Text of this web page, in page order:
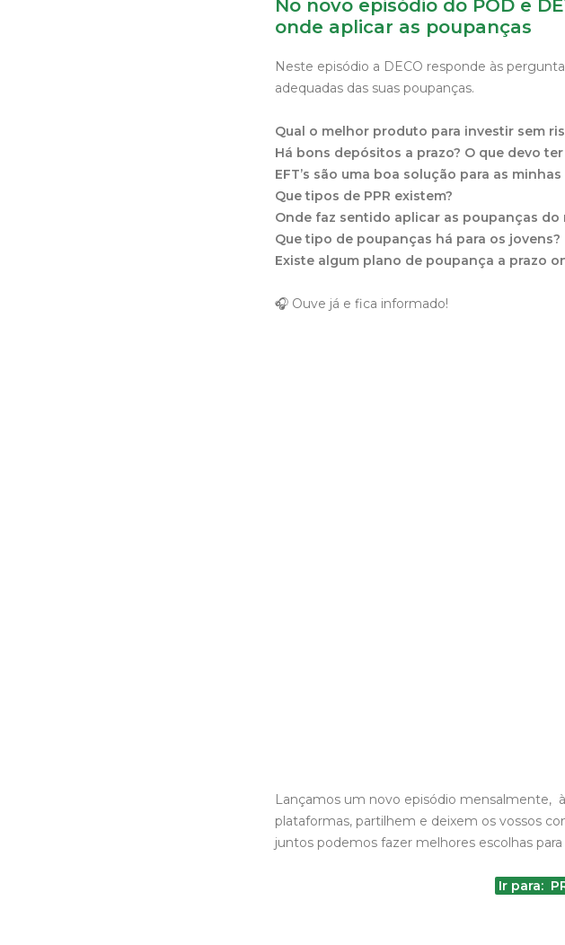
No novo episódio do POD e
onde aplicar as poupanças
Neste episódio a DECO responde às
adequadas das suas poupanças.
Qual o melhor produto para investir sem
Há bons depósitos a prazo? O que devo
EFT’s são uma boa solução para as
Que tipos de PPR existem?
Onde faz sentido aplicar as poupanças
Que tipo de poupanças há para os jovens?
Existe algum plano de poupança a prazo
🎧 Ouve já e fica informado!
Lançamos um novo episódio mensalmente,
plataformas, partilhem e deixem os vossos
juntos podemos fazer melhores escolhas
Ir para: